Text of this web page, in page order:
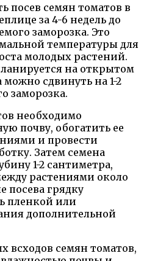
посев семян томатов в
за 4-6 недель до
заморозка. Это
температуры для
молодых растений.
на открытом
можно сдвинуть на 1-2
заморозка.
необходимо
почву, обогатить ее
и провести
Затем семена
1-2 сантиметра,
растениями около
посева грядку
пленкой или
дополнительной
всходов семян томатов,